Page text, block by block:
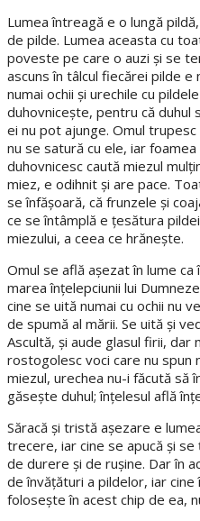
Lumea întreagă e o lungă
de pilde. Lumea aceasta cu
poveste pe care o auzi şi se
ascuns în tâlcul fiecărei pilde
numai ochii şi urechile cu
duhovniceşte, pentru că duhul
ei nu pot ajunge. Omul
nu se satură cu ele, iar
duhovnicesc caută miezul
miez, e odihnit şi are pace.
se înfăşoară, că frunzele şi
ce se întâmplă e ţesătura
miezului, a ceea ce hrăneşte.
Omul se află aşezat în lume
marea înţelepciunii lui
cine se uită numai cu ochii nu
de spumă al mării. Se uită şi
Ascultă, şi aude glasul firii, dar
rostogolesc voci care nu spun
miezul, urechea nu-i făcută să
găseşte duhul; înţelesul află
Săracă şi tristă aşezare e
trecere, iar cine se apucă şi
de durere şi de ruşine. Dar în
de învăţături a pildelor, iar
foloseşte în acest chip de ea,